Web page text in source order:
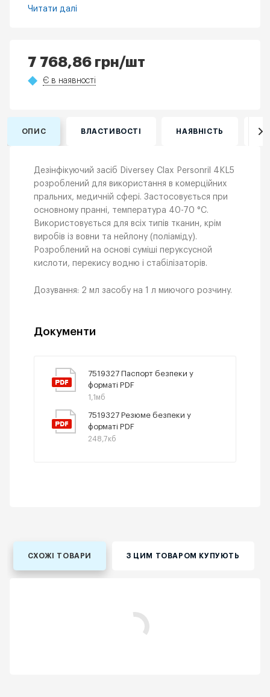
Читати далі
7 768,86 грн/шт
Є в наявності
ОПИС ВЛАСТИВОСТІ НАЯВНІСТЬ
Дезінфікуючий засіб Diversey Clax Personril 4KL5
розроблений для використання в комерційних
пральних, медичній сфері. Застосовується при
основному пранні, температура 40-70 °С.
Використовується для всіх типів тканин, крім
виробів із вовни та нейлону (поліаміду).
Розроблений на основі суміші перуксусной
кислоти, перекису водню і стабілізаторів.
Дозування: 2 мл засобу на 1 л миючого розчину.
Документи
7519327 Паспорт безпеки у
форматі PDF
1,1мб
7519327 Резюме безпеки у
форматі PDF
248,7кб
СХОЖІ ТОВАРИ З ЦИМ ТОВАРОМ КУПУЮТЬ